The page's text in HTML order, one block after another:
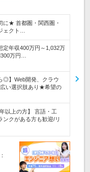
に★ 首都圏・関西圏・
ェクト…
定年収400万円～1,032万
万円…
◎】Web開発、クラウ
広い選択肢あり★希望の
以上の方】 言語・工
クがある方も歓迎/リ